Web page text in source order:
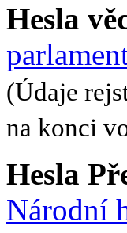
Hesla
(Údaje
na konci
Hesla
Národní